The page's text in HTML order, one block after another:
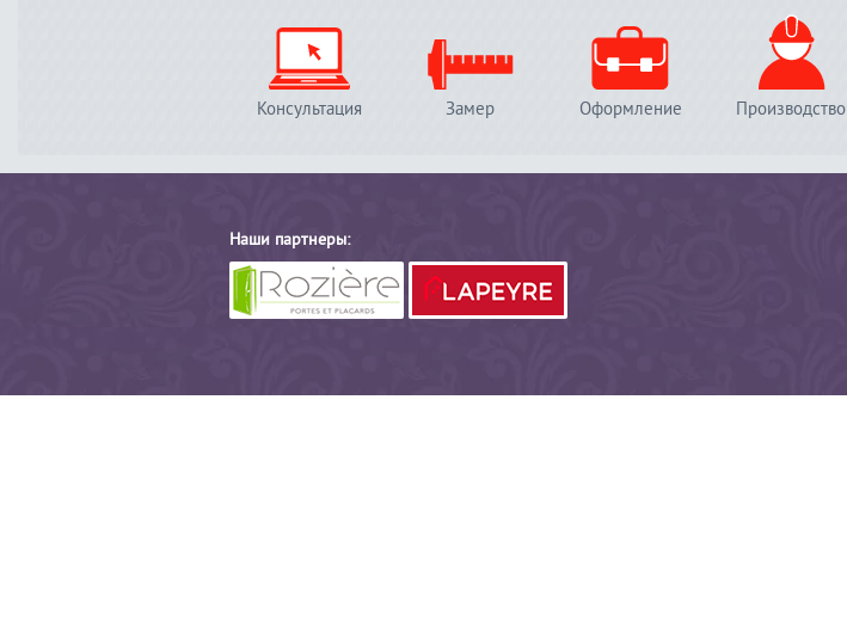
Консультация Замер Оформление Производство
Наши партнеры: